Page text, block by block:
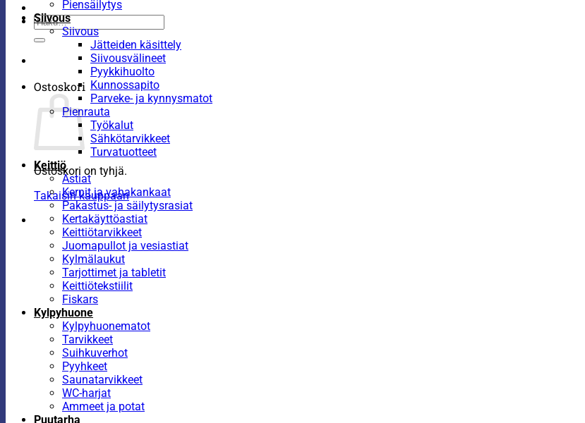
Etsi:
Ostoskori
Ostoskori on tyhjä.
Takaisin kauppaan
Piensäilytys
Siivous
Siivous
Jätteiden käsittely
Siivousvälineet
Pyykkihuolto
Kunnossapito
Parveke- ja kynnysmatot
Pienrauta
Työkalut
Sähkötarvikkeet
Turvatuotteet
Keittiö
Astiat
Kernit ja vahakankaat
Pakastus- ja säilytysrasiat
Kertakäyttöastiat
Keittiötarvikkeet
Juomapullot ja vesiastiat
Kylmälaukut
Tarjottimet ja tabletit
Keittiötekstiilit
Fiskars
Kylpyhuone
Kylpyhuonematot
Tarvikkeet
Suihkuverhot
Pyyhkeet
Saunatarvikkeet
WC-harjat
Ammeet ja potat
Puutarha